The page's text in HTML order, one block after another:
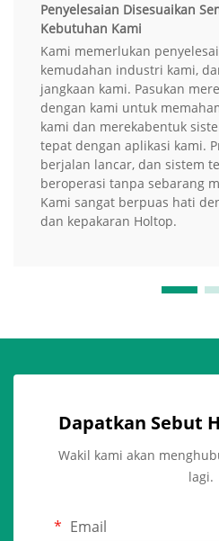
Penyelesaian Disesuaikan
Kebutuhan Kami
Kami memerlukan
kemudahan industri kami,
jangkaan kami. Pasukan
dengan kami untuk
kami dan merekabentuk
tepat dengan aplikasi kami.
berjalan lancar, dan sistem
beroperasi tanpa sebarang
Kami sangat berpuas hati
dan kepakaran Holtop.
Dapatkan Sebut
Wakil kami akan
lagi.
Email